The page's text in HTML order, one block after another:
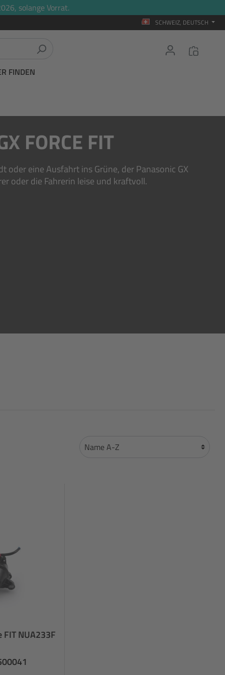
solange Vorrat.
SCHWEIZ, DEUTSCH
FINDEN
FORCE FIT
oder eine Ausfahrt ins Grüne, der Panasonic GX
oder die Fahrerin leise und kraftvoll.
NUA233F